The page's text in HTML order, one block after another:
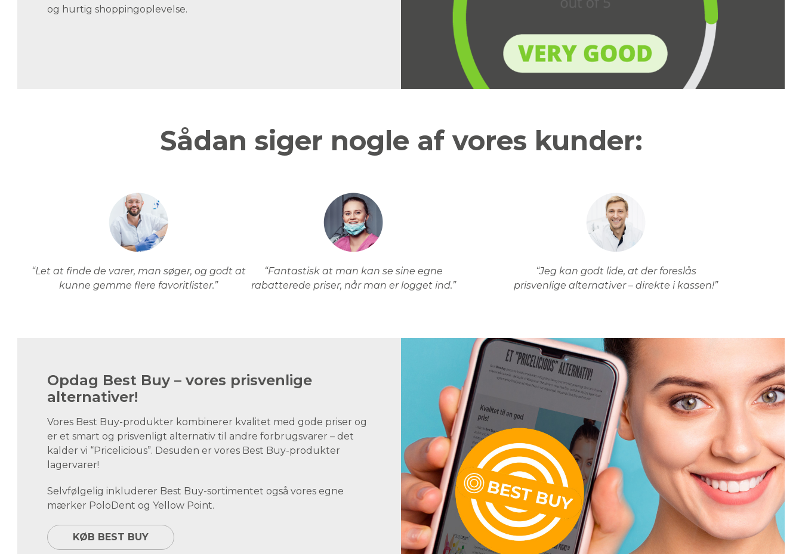
og hurtig shoppingoplevelse.
Sådan siger nogle af vores kunder:
“Let at finde de varer, man søger, og godt at
kunne gemme flere favoritlister.”
“Fantastisk at man kan se sine egne
rabatterede priser, når man er logget ind.”
“Jeg kan godt lide, at der foreslås
prisvenlige alternativer – direkte i kassen!”
Opdag Best Buy – vores prisvenlige
alternativer!
Vores Best Buy-produkter kombinerer kvalitet med gode priser og
er et smart og prisvenligt alternativ til andre forbrugsvarer – det
kalder vi “Pricelicious”. Desuden er vores Best Buy-produkter
lagervarer!
Selvfølgelig inkluderer Best Buy-sortimentet også vores egne
mærker PoloDent og Yellow Point.
KØB BEST BUY